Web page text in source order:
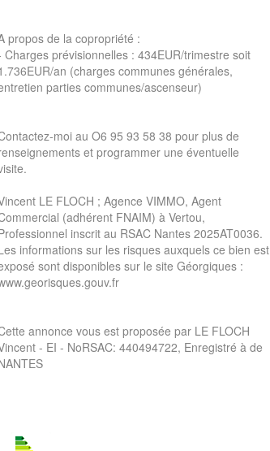
propos de la copropriété :
Charges prévisionnelles : 434EUR/trimestre soit
an (charges communes générales,
parties communes/ascenseur)
moi au O6 95 93 58 38 pour plus de
et programmer une éventuelle
LE FLOCH ; Agence VIMMO, Agent
(adhérent FNAIM) à Vertou,
inscrit au RSAC Nantes 2025AT0036.
informations sur les risques auxquels ce bien est
sont disponibles sur le site Géorgiques :
annonce vous est proposée par LE FLOCH
- EI - NoRSAC: 440494722, Enregistré à de